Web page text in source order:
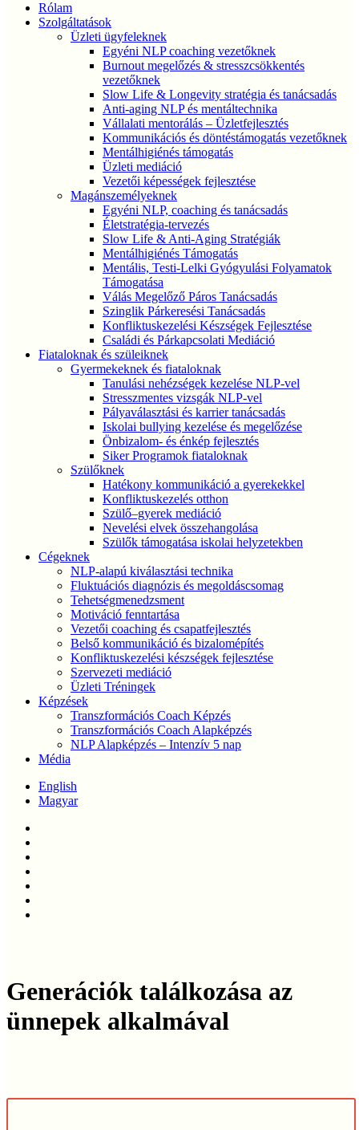
Rólam
Szolgáltatások
Üzleti ügyfeleknek
Egyéni NLP coaching vezetőknek
Burnout megelőzés & stresszcsökkentés
vezetőknek
Slow Life & Longevity stratégia és tanácsadás
Anti-aging NLP és mentáltechnika
Vállalati mentorálás – Üzletfejlesztés
Kommunikációs és döntéstámogatás vezetőknek
Mentálhigiénés támogatás
Üzleti mediáció
Vezetői képességek fejlesztése
Magánszemélyeknek
Egyéni NLP, coaching és tanácsadás
Életstratégia-tervezés
Slow Life & Anti-Aging Stratégiák
Mentálhigiénés Támogatás
Mentális, Testi-Lelki Gyógyulási Folyamatok
Támogatása
Válás Megelőző Páros Tanácsadás
Szinglik Párkeresési Tanácsadás
Konfliktuskezelési Készségek Fejlesztése
Családi és Párkapcsolati Mediáció
Fiataloknak és szüleiknek
Gyermekeknek és fiataloknak
Tanulási nehézségek kezelése NLP-vel
Stresszmentes vizsgák NLP-vel
Pályaválasztási és karrier tanácsadás
Iskolai bullying kezelése és megelőzése
Önbizalom- és énkép fejlesztés
Siker Programok fiataloknak
Szülőknek
Hatékony kommunikáció a gyerekekkel
Konfliktuskezelés otthon
Szülő–gyerek mediáció
Nevelési elvek összehangolása
Szülők támogatása iskolai helyzetekben
Cégeknek
NLP-alapú kiválasztási technika
Fluktuációs diagnózis és megoldáscsomag
Tehetségmenedzsment
Motiváció fenntartása
Vezetői coaching és csapatfejlesztés
Belső kommunikáció és bizalomépítés
Konfliktuskezelési készségek fejlesztése
Szervezeti mediáció
Üzleti Tréningek
Képzések
Transzformációs Coach Képzés
Transzformációs Coach Alapképzés
NLP Alapképzés – Intenzív 5 nap
Média
English
Magyar
Generációk találkozása az
ünnepek alkalmával